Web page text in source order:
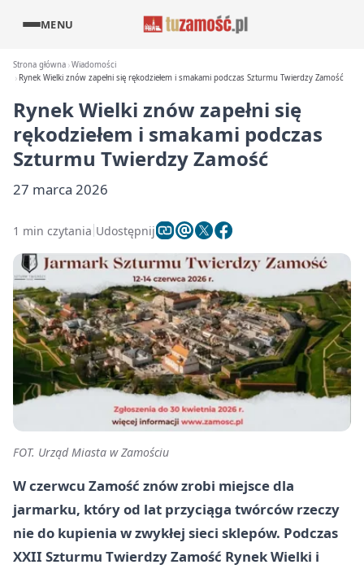
MENU
Strona główna Wiadomości
Rynek Wielki znów zapełni się rękodziełem i smakami podczas Szturmu Twierdzy Zamość
Rynek Wielki znów zapełni się
rękodziełem i smakami podczas
Szturmu Twierdzy Zamość
27 marca 2026
1 min czytania Udostępnij
FOT. Urząd Miasta w Zamościu
W czerwcu Zamość znów zrobi miejsce dla
jarmarku, który od lat przyciąga twórców rzeczy
nie do kupienia w zwykłej sieci sklepów. Podczas
XXII Szturmu Twierdzy Zamość Rynek Wielki i